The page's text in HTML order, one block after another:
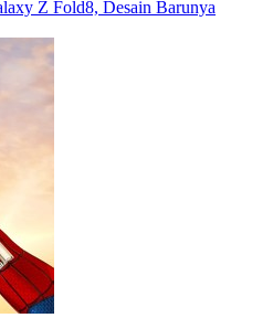
Z Fold8, Desain Barunya